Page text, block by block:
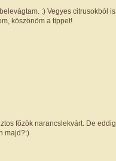
:) Vegyes citrusokból is
köszönöm a tippet!
főzök narancslekvárt. De eddig
majd?:)